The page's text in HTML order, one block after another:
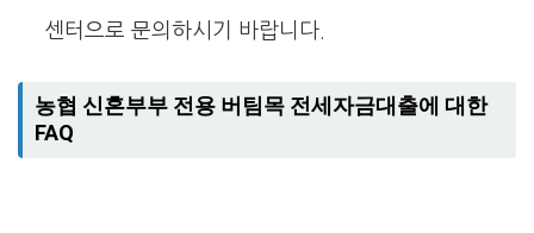
센터으로 문의하시기 바랍니다.
농협 신혼부부 전용 버팀목 전세자금대출에 대한
FAQ